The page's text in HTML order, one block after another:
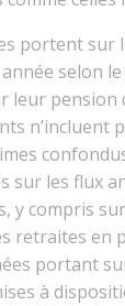
portent sur
année selon
leur
n’incluent
sur les flux
y compris
retraites en
portant
à